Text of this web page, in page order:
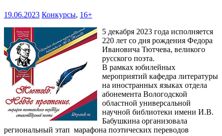
19.06.2023 Конкурсы, 16+
5 декабря 2023 года исполняется
220 лет со дня рождения Федора
Ивановича Тютчева, великого
русского поэта.
В рамках юбилейных
мероприятий кафедра литературы
на иностранных языках отдела
абонемента Вологодской
областной универсальной
научной библиотеки имени И.В.
Бабушкина организовала
региональный этап марафона поэтических переводов